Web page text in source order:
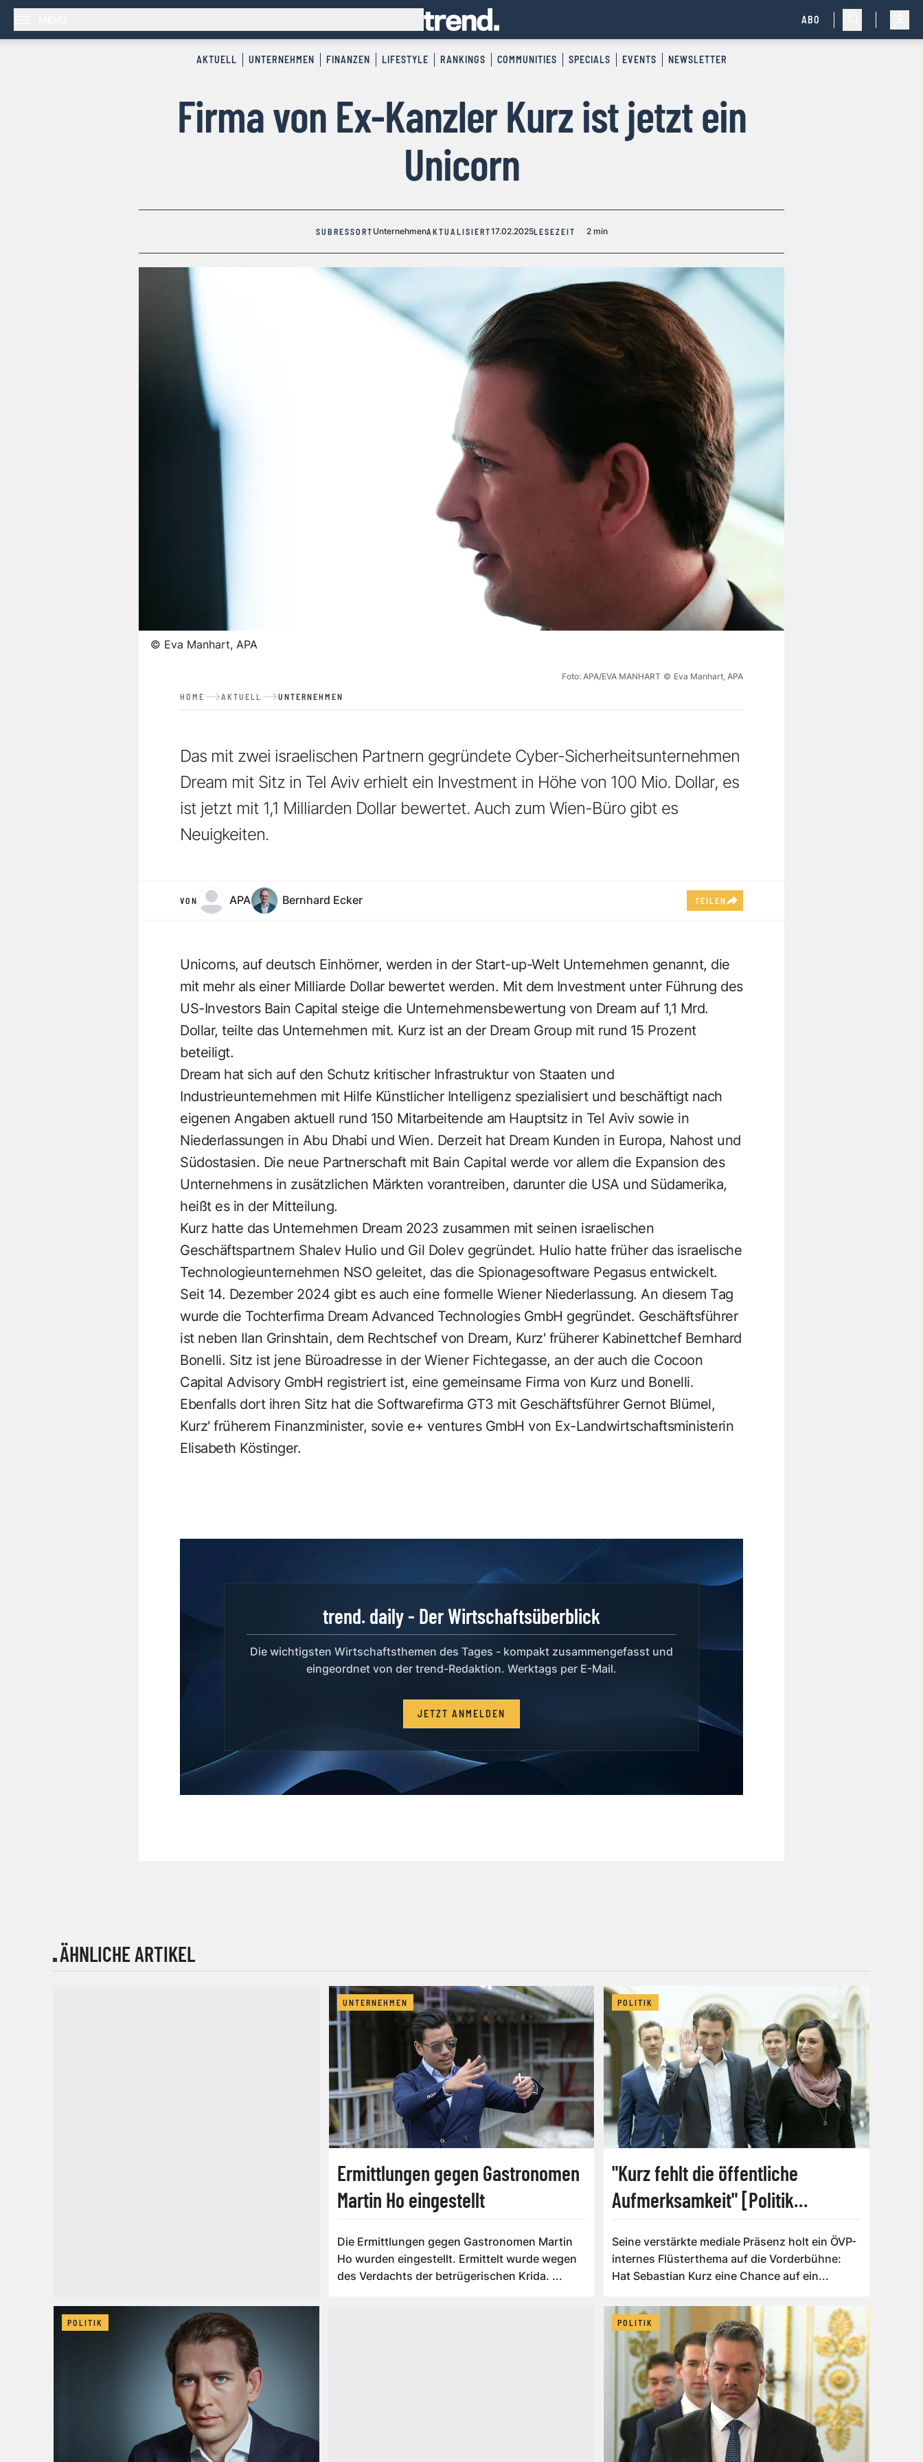
ABO
AKTUELL UNTERNEHMEN FINANZEN LIFESTYLE RANKINGS COMMUNITIES SPECIALS EVENTS NEWSLETTER
Firma von Ex-Kanzler Kurz ist jetzt ein
Unicorn
SUBRESSORT UnternehmenAKTUALISIERT17.02.2025LESEZEIT 2 min
© Eva Manhart, APA
Foto: APA/EVA MANHART © Eva Manhart, APA
HOME AKTUELL UNTERNEHMEN
Das mit zwei israelischen Partnern gegründete Cyber-Sicherheitsunternehmen
Dream mit Sitz in Tel Aviv erhielt ein Investment in Höhe von 100 Mio. Dollar, es
ist jetzt mit 1,1 Milliarden Dollar bewertet. Auch zum Wien-Büro gibt es
Neuigkeiten.
VON APA Bernhard Ecker TEILEN
Unicorns, auf deutsch Einhörner, werden in der Start-up-Welt Unternehmen genannt, die
mit mehr als einer Milliarde Dollar bewertet werden. Mit dem Investment unter Führung des
US-Investors Bain Capital steige die Unternehmensbewertung von Dream auf 1,1 Mrd.
Dollar, teilte das Unternehmen mit. Kurz ist an der Dream Group mit rund 15 Prozent
beteiligt.
Dream hat sich auf den Schutz kritischer Infrastruktur von Staaten und
Industrieunternehmen mit Hilfe Künstlicher Intelligenz spezialisiert und beschäftigt nach
eigenen Angaben aktuell rund 150 Mitarbeitende am Hauptsitz in Tel Aviv sowie in
Niederlassungen in Abu Dhabi und Wien. Derzeit hat Dream Kunden in Europa, Nahost und
Südostasien. Die neue Partnerschaft mit Bain Capital werde vor allem die Expansion des
Unternehmens in zusätzlichen Märkten vorantreiben, darunter die USA und Südamerika,
heißt es in der Mitteilung.
Kurz hatte das Unternehmen Dream 2023 zusammen mit seinen israelischen
Geschäftspartnern Shalev Hulio und Gil Dolev gegründet. Hulio hatte früher das israelische
Technologieunternehmen NSO geleitet, das die Spionagesoftware Pegasus entwickelt.
Seit 14. Dezember 2024 gibt es auch eine formelle Wiener Niederlassung. An diesem Tag
wurde die Tochterfirma Dream Advanced Technologies GmbH gegründet. Geschäftsführer
ist neben Ilan Grinshtain, dem Rechtschef von Dream, Kurz' früherer Kabinettchef Bernhard
Bonelli. Sitz ist jene Büroadresse in der Wiener Fichtegasse, an der auch die Cocoon
Capital Advisory GmbH registriert ist, eine gemeinsame Firma von Kurz und Bonelli.
Ebenfalls dort ihren Sitz hat die Softwarefirma GT3 mit Geschäftsführer Gernot Blümel,
Kurz' früherem Finanzminister, sovie e+ ventures GmbH von Ex-Landwirtschaftsministerin
Elisabeth Köstinger.
trend. daily - Der Wirtschaftsüberblick
Die wichtigsten Wirtschaftsthemen des Tages - kompakt zusammengefasst und
eingeordnet von der trend-Redaktion. Werktags per E-Mail.
JETZT ANMELDEN
ÄHNLICHE ARTIKEL
UNTERNEHMEN
Ermittlungen gegen Gastronomen
Martin Ho eingestellt
Die Ermittlungen gegen Gastronomen Martin
Ho wurden eingestellt. Ermittelt wurde wegen
des Verdachts der betrügerischen Krida. ...
POLITIK
"Kurz fehlt die öffentliche
Aufmerksamkeit" [Politik
Seine verstärkte mediale Präsenz holt ein ÖVP-
internes Flüsterthema auf die Vorderbühne:
Hat Sebastian Kurz eine Chance auf ein...
POLITIK POLITIK